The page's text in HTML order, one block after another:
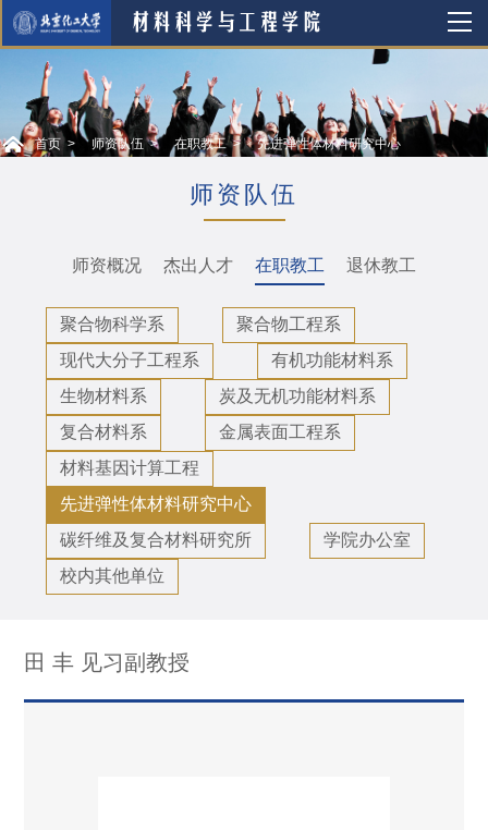
首页 师资队伍 在职教工 先进弹性体材料研究中心
师资队伍
师资概况 杰出人才 在职教工 退休教工
聚合物科学系
聚合物工程系
现代大分子工程系
有机功能材料系
生物材料系
炭及无机功能材料系
复合材料系
金属表面工程系
材料基因计算工程
先进弹性体材料研究中心
碳纤维及复合材料研究所
学院办公室
校内其他单位
田 丰 见习副教授